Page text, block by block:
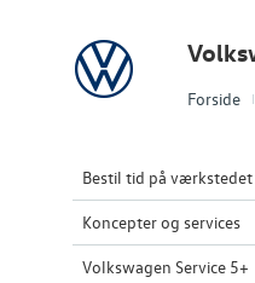
Forside
Volkswagen
Bestil tid på værkstedet
Koncepter og services
Volkswagen Service 5+